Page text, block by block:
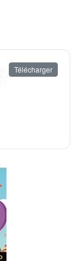
Télécharger